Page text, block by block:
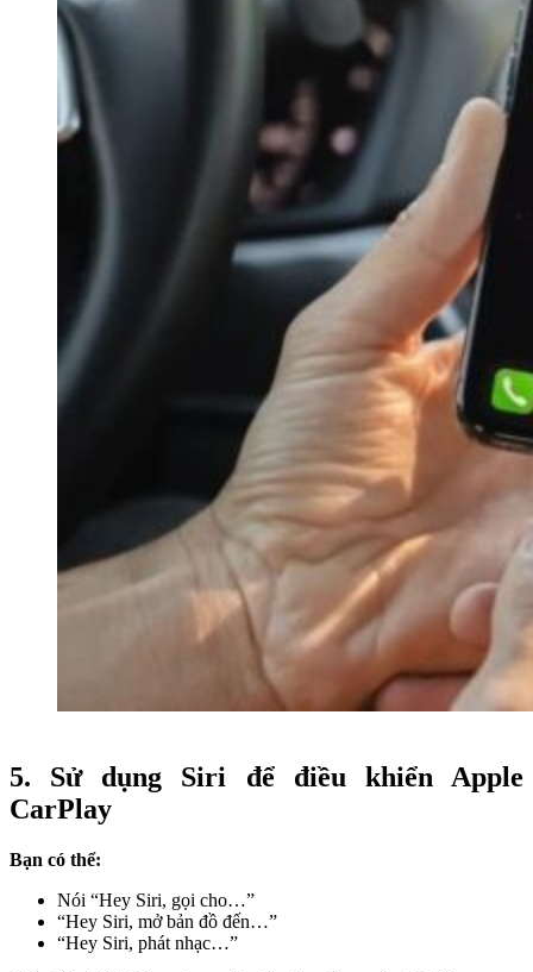
5. Sử dụng Siri để điều khiển Apple
CarPlay
Bạn có thể:
Nói “Hey Siri, gọi cho…”
“Hey Siri, mở bản đồ đến…”
“Hey Siri, phát nhạc…”